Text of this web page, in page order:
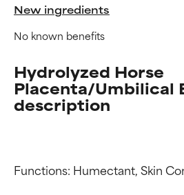
New ingredients
No known benefits
Hydrolyzed Horse
Placenta/Umbilical
description
Functions: Humectant, Skin